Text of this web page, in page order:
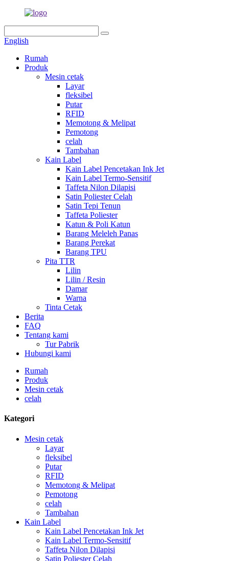
English
Rumah
Produk
Mesin cetak
Layar
fleksibel
Putar
RFID
Memotong & Melipat
Pemotong
celah
Tambahan
Kain Label
Kain Label Pencetakan Ink Jet
Kain Label Termo-Sensitif
Taffeta Nilon Dilapisi
Satin Poliester Celah
Satin Tepi Tenun
Taffeta Poliester
Katun & Poli Katun
Barang Meleleh Panas
Barang Perekat
Barang TPU
Pita TTR
Lilin
Lilin / Resin
Damar
Warna
Tinta Cetak
Berita
FAQ
Tentang kami
Tur Pabrik
Hubungi kami
Rumah
Produk
Mesin cetak
celah
Kategori
Mesin cetak
Layar
fleksibel
Putar
RFID
Memotong & Melipat
Pemotong
celah
Tambahan
Kain Label
Kain Label Pencetakan Ink Jet
Kain Label Termo-Sensitif
Taffeta Nilon Dilapisi
Satin Poliester Celah